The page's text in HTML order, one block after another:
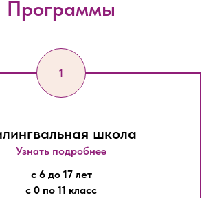
Программы
школа
Узнать подробнее
с 6 до 17 лет
с 0 по 11 класс